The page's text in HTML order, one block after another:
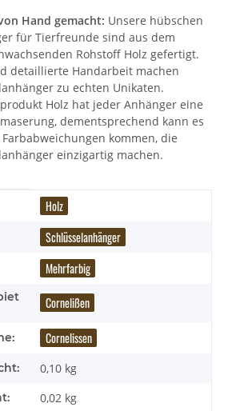
Hand gemacht: Unsere hübschen
für Tierfreunde sind aus dem
Rohstoff Holz gefertigt.
detaillierte Handarbeit machen
zu echten Unikaten.
Holz hat jeder Anhänger eine
dementsprechend kann es
kommen, die
einzigartig machen.
Holz
Schlüsselanhänger
Mehrfarbig
Cornelißen
Cornelissen
0,10 kg
0,02 kg